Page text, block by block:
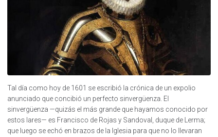
Tal día como hoy de 1601 se escribió la crónica de un expolio
anunciado que concibió un perfecto sinvergüenza. El
sinvergüenza —quizás el más grande que hayamos conocido por
estos lares— es Francisco de Rojas y Sandoval, duque de Lerma;
que luego se echó en brazos de la Iglesia para que no lo llevaran